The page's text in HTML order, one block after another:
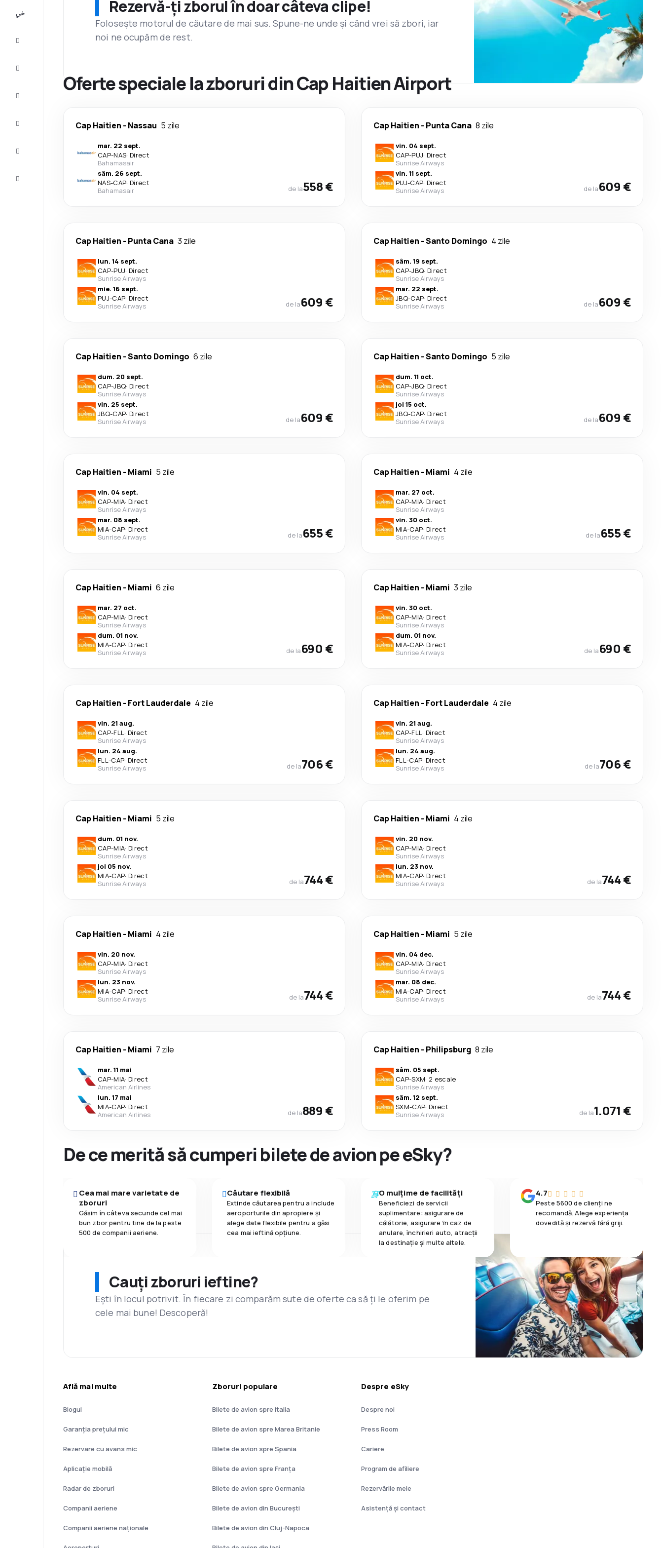
Rezervă-ți zborul în doar câteva clipe!
Folosește motorul de căutare de mai sus. Spune-ne unde și când vrei să zbori, iar
noi ne ocupăm de rest.
Oferte speciale la zboruri din Cap Haitien Airport
Cap Haitien - Nassau 5 zile
mar. 22 sept.
CAP-NAS· Direct
Bahamasair
sâm. 26 sept.
NAS-CAP· Direct
Bahamasair
de la558 €
Cap Haitien - Punta Cana 8 zile
vin. 04 sept.
CAP-PUJ· Direct
Sunrise Airways
vin. 11 sept.
PUJ-CAP· Direct
Sunrise Airways
de la609 €
Cap Haitien - Punta Cana 3 zile
lun. 14 sept.
CAP-PUJ· Direct
Sunrise Airways
mie. 16 sept.
PUJ-CAP· Direct
Sunrise Airways
de la609 €
Cap Haitien -Santo Domingo 4 zile
sâm. 19 sept.
CAP-JBQ· Direct
Sunrise Airways
mar. 22 sept.
JBQ-CAP· Direct
Sunrise Airways
de la609 €
Cap Haitien -Santo Domingo 6 zile
dum. 20 sept.
CAP-JBQ· Direct
Sunrise Airways
vin. 25 sept.
JBQ-CAP· Direct
Sunrise Airways
de la609 €
Cap Haitien -Santo Domingo 5 zile
dum. 11 oct.
CAP-JBQ· Direct
Sunrise Airways
joi 15 oct.
JBQ-CAP· Direct
Sunrise Airways
de la609 €
Cap Haitien - Miami 5 zile
vin. 04 sept.
CAP-MIA· Direct
Sunrise Airways
mar. 08 sept.
MIA-CAP· Direct
Sunrise Airways
de la655 €
Cap Haitien - Miami 4 zile
mar. 27 oct.
CAP-MIA· Direct
Sunrise Airways
vin. 30 oct.
MIA-CAP· Direct
Sunrise Airways
de la655 €
Cap Haitien - Miami 6 zile
mar. 27 oct.
CAP-MIA· Direct
Sunrise Airways
dum. 01 nov.
MIA-CAP· Direct
Sunrise Airways
de la690 €
Cap Haitien - Miami 3 zile
vin. 30 oct.
CAP-MIA· Direct
Sunrise Airways
dum. 01 nov.
MIA-CAP· Direct
Sunrise Airways
de la690 €
Cap Haitien - Fort Lauderdale 4 zile
vin. 21 aug.
CAP-FLL· Direct
Sunrise Airways
lun. 24 aug.
FLL-CAP· Direct
Sunrise Airways
de la706 €
Cap Haitien - Fort Lauderdale 4 zile
vin. 21 aug.
CAP-FLL· Direct
Sunrise Airways
lun. 24 aug.
FLL-CAP· Direct
Sunrise Airways
de la706 €
Cap Haitien - Miami 5 zile
dum. 01 nov.
CAP-MIA· Direct
Sunrise Airways
joi 05 nov.
MIA-CAP· Direct
Sunrise Airways
de la744 €
Cap Haitien - Miami 4 zile
vin. 20 nov.
CAP-MIA· Direct
Sunrise Airways
lun. 23 nov.
MIA-CAP· Direct
Sunrise Airways
de la744 €
Cap Haitien - Miami 4 zile
vin. 20 nov.
CAP-MIA· Direct
Sunrise Airways
lun. 23 nov.
MIA-CAP· Direct
Sunrise Airways
de la744 €
Cap Haitien - Miami 5 zile
vin. 04 dec.
CAP-MIA· Direct
Sunrise Airways
mar. 08 dec.
MIA-CAP· Direct
Sunrise Airways
de la744 €
Cap Haitien - Miami 7 zile
mar. 11 mai
CAP-MIA· Direct
American Airlines
lun. 17 mai
MIA-CAP· Direct
American Airlines
de la889 €
Cap Haitien - Philipsburg 8 zile
sâm. 05 sept.
CAP-SXM· 2 escale
Sunrise Airways
sâm. 12 sept.
SXM-CAP· Direct
Sunrise Airways
de la1.071 €
De ce merită să cumperi bilete de avion pe eSky?
Cea mai mare varietate de
zboruri
Găsim în câteva secunde cel mai
bun zbor pentru tine de la peste
500 de companii aeriene.
Căutare flexibilă
Extinde căutarea pentru a include
aeroporturile din apropiere și
alege date flexibile pentru a găsi
cea mai ieftină opțiune.
O mulțime de facilități
Beneficiezi de servicii
suplimentare: asigurare de
călătorie, asigurare ȋn caz de
anulare, închirieri auto, atracții
la destinaţie și multe altele.
4.7
Peste 5600 de clienți ne
recomandă. Alege experiența
dovedită și rezervă fără griji.
Cauți zboruri ieftine?
Ești în locul potrivit. În fiecare zi comparăm sute de oferte ca să ți le oferim pe
cele mai bune! Descoperă!
Află mai multe
Blogul
Garanția prețului mic
Rezervare cu avans mic
Aplicație mobilă
Radar de zboruri
Companii aeriene
Companii aeriene naţionale
Zboruri populare
Bilete de avion spre Italia
Bilete de avion spre Marea Britanie
Bilete de avion spre Spania
Bilete de avion spre Franţa
Bilete de avion spre Germania
Bilete de avion din București
Bilete de avion din Cluj-Napoca
Despre eSky
Despre noi
Press Room
Cariere
Program de afiliere
Rezervările mele
Asistenţă şi contact